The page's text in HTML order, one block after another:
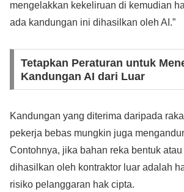
mengelakkan kekeliruan di kemudian
ada kandungan ini dihasilkan oleh AI.”
Tetapkan Peraturan untuk
Kandungan AI dari Luar
Kandungan yang diterima daripada
pekerja bebas mungkin juga
Contohnya, jika bahan reka bentuk
dihasilkan oleh kontraktor luar adalah
risiko pelanggaran hak cipta.